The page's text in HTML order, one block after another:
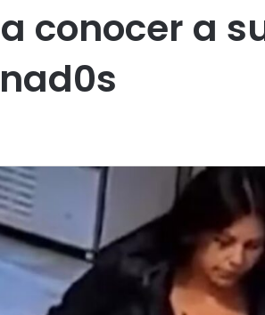
conocer a